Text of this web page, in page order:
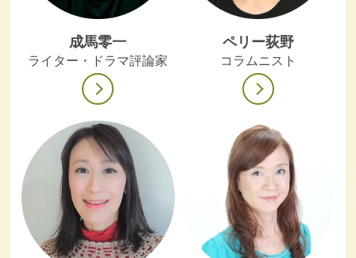
成馬零一
ライター・ドラマ評論家
ペリー荻野
コラムニスト